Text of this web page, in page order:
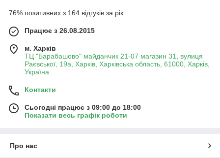
76% позитивних з 164 відгуків за рік
Працює з 26.08.2015
м. Харків
ТЦ "Барабашово" майданчик 21-07 магазин 31, вулиця
Раєвської, 19а, Харків, Харківська область, 61000, Харків,
Україна
Контакти
Сьогодні працює з 09:00 до 18:00
Показати весь графік роботи
Про нас